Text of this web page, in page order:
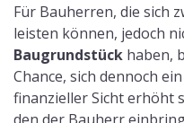
Für Bauherren, die sich
leisten können, jedoch
Baugrundstück haben,
Chance, sich dennoch
finanzieller Sicht erhöht